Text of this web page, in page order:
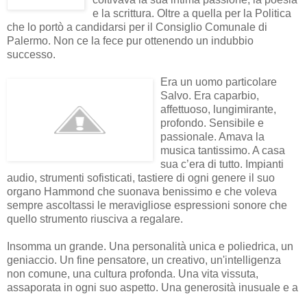
e la scrittura. Oltre a quella per la Politica
che lo portò a candidarsi per il Consiglio Comunale di
Palermo. Non ce la fece pur ottenendo un indubbio
successo.
Era un uomo particolare
Salvo. Era caparbio,
affettuoso, lungimirante,
profondo. Sensibile e
passionale. Amava la
musica tantissimo. A casa
sua c’era di tutto. Impianti
audio, strumenti sofisticati, tastiere di ogni genere il suo
organo Hammond che suonava benissimo e che voleva
sempre ascoltassi le meravigliose espressioni sonore che
quello strumento riusciva a regalare.
Insomma un grande. Una personalità unica e poliedrica, un
geniaccio. Un fine pensatore, un creativo, un'intelligenza
non comune, una cultura profonda. Una vita vissuta,
assaporata in ogni suo aspetto. Una generosità inusuale e a